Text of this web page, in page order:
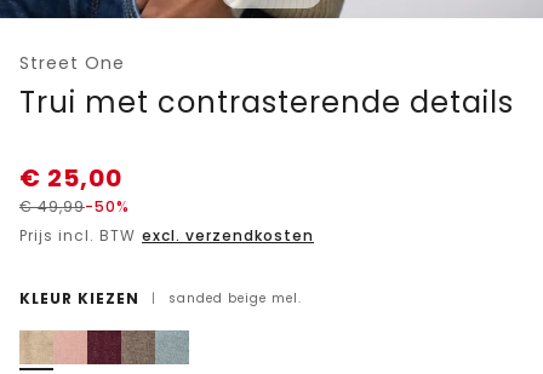
Street One
Trui met contrasterende details
€ 25,00
€49,99-50%
Prijs incl. BTW excl. verzendkosten
KLEUR KIEZEN | sanded beige mel.